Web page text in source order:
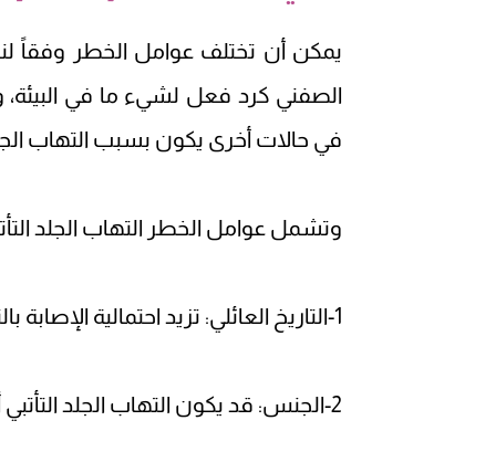
يمكن أن تختلف عوامل الخطر وفقاً
الصفني كرد فعل لشيء ما في
في حالات أخرى يكون بسبب التهاب
وتشمل عوامل الخطر التهاب الجلد
1-التاريخ العائلي: تزيد احتمالية الإصابة بالتهاب الجلد التأتبي، إذا كان هناك تاريخ عائلي من الإصابة.
2-الجنس: قد يكون التهاب الجلد التأتبي أكثر شيوعاً بين الإناث مقارنة بالرجال.